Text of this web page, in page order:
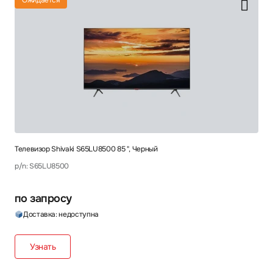
Телевизор Shivaki S65LU8500 85 ", Черный
p/n: S65LU8500
по запросу
Доставка: недоступна
Узнать